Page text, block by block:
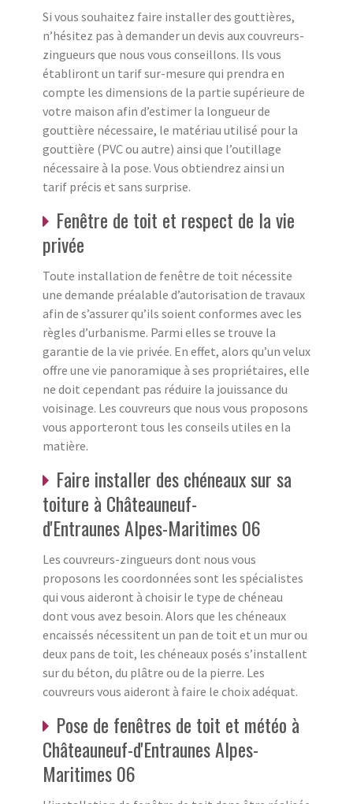
Si vous souhaitez faire installer des gouttières,
n’hésitez pas à demander un devis aux couvreurs-
zingueurs que nous vous conseillons. Ils vous
établiront un tarif sur-mesure qui prendra en
compte les dimensions de la partie supérieure de
votre maison afin d’estimer la longueur de
gouttière nécessaire, le matériau utilisé pour la
gouttière (PVC ou autre) ainsi que l’outillage
nécessaire à la pose. Vous obtiendrez ainsi un
tarif précis et sans surprise.
Fenêtre de toit et respect de la vie
privée
Toute installation de fenêtre de toit nécessite
une demande préalable d’autorisation de travaux
afin de s’assurer qu’ils soient conformes avec les
règles d’urbanisme. Parmi elles se trouve la
garantie de la vie privée. En effet, alors qu’un velux
offre une vie panoramique à ses propriétaires, elle
ne doit cependant pas réduire la jouissance du
voisinage. Les couvreurs que nous vous proposons
vous apporteront tous les conseils utiles en la
matière.
Faire installer des chéneaux sur sa
toiture à Châteauneuf-
d'Entraunes Alpes-Maritimes 06
Les couvreurs-zingueurs dont nous vous
proposons les coordonnées sont les spécialistes
qui vous aideront à choisir le type de chéneau
dont vous avez besoin. Alors que les chéneaux
encaissés nécessitent un pan de toit et un mur ou
deux pans de toit, les chéneaux posés s’installent
sur du béton, du plâtre ou de la pierre. Les
couvreurs vous aideront à faire le choix adéquat.
Pose de fenêtres de toit et météo à
Châteauneuf-d'Entraunes Alpes-
Maritimes 06